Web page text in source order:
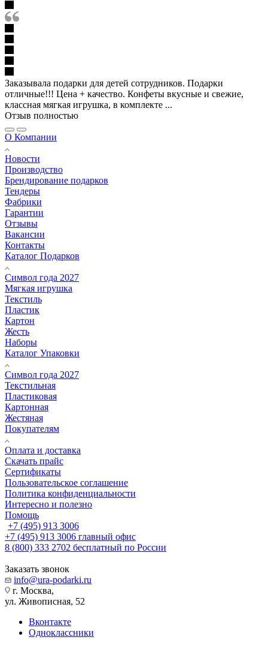
Заказывала подарки для детей сотрудников. Подарки
отличные!!! Цена + качество. Конфеты вкусные и свежие,
классная мягкая игрушка, в комплекте ...
Отзыв полностью
О Компании
Новости
Производство
Брендирование подарков
Тендеры
Фабрики
Гарантии
Отзывы
Вакансии
Контакты
Каталог Подарков
Символ года 2027
Мягкая игрушка
Текстиль
Пластик
Картон
Жесть
Наборы
Каталог Упаковки
Символ года 2027
Текстильная
Пластиковая
Картонная
Жестяная
Покупателям
Оплата и доставка
Скачать прайс
Сертификаты
Пользовательское соглашение
Политика конфиденциальности
Интересно и полезно
Помощь
+7 (495) 913 3006
+7 (495) 913 3006 главный офис
8 (800) 333 2702 бесплатный по России
Заказать звонок
info@ura-podarki.ru
г. Москва,
ул. Живописная, 52
Вконтакте
Одноклассники